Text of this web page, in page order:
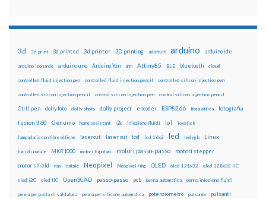
3d 3d print 3d printed 3d printer 3D printing adafruit arduino arduino ide
arduino leonardo arduino uno Arduino Yún arm Attiny85 BLE bluetooth cloud
controlled fluid injection pen controlled fluid injection pencil controlled silicon injection pen
controlled silicon injection pencil control silicon injection pen control silicon injection pencil
CtrlJ pen dolly foto dolly photo dolly project encoder ESP8266 fibra ottica fotografia
fusion 360 Genuino home assistant i2c iniezione fluidi IoT joystick
lampadario con fibre ottiche lasercut laser cut lcd lcd 16x2 led led rgb Linux
luci di natale MKR1000 motori bipolari motori passo-passo motori stepper
motor shield nas natale Neopixel Neopixel ring OLED oled 128x32 oled 128x32 IIC
oled i2C oled IIC OpenSCAD passo-passo pcb penna automatica penna iniezione fluidi
penna per pasta di saldatura penna per silicone automatica potenziometro pulsante pulsanti